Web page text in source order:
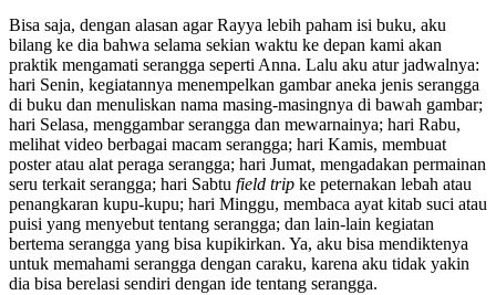
Bisa saja, dengan alasan agar Rayya lebih paham isi buku, aku
bilang ke dia bahwa selama sekian waktu ke depan kami akan
praktik mengamati serangga seperti Anna. Lalu aku atur jadwalnya:
hari Senin, kegiatannya menempelkan gambar aneka jenis serangga
di buku dan menuliskan nama masing-masingnya di bawah gambar;
hari Selasa, menggambar serangga dan mewarnainya; hari Rabu,
melihat video berbagai macam serangga; hari Kamis, membuat
poster atau alat peraga serangga; hari Jumat, mengadakan permainan
seru terkait serangga; hari Sabtu field trip ke peternakan lebah atau
penangkaran kupu-kupu; hari Minggu, membaca ayat kitab suci atau
puisi yang menyebut tentang serangga; dan lain-lain kegiatan
bertema serangga yang bisa kupikirkan. Ya, aku bisa mendiktenya
untuk memahami serangga dengan caraku, karena aku tidak yakin
dia bisa berelasi sendiri dengan ide tentang serangga.